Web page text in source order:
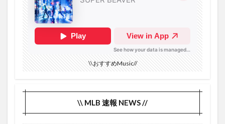
\\おすすめMusic//
\\ MLB 速報 NEWS //